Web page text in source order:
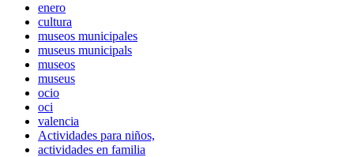
enero
cultura
museos municipales
museus municipals
museos
museus
ocio
oci
valencia
Actividades para niños,
actividades en familia